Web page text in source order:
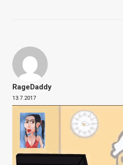
RageDaddy
13.7.2017